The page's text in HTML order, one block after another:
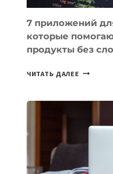
7 приложений
которые
продукты без
ЧИТАТЬ ДАЛЕЕ 7
БЕЗ